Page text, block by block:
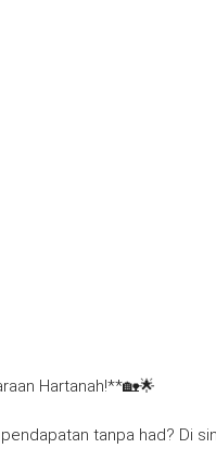
Hartanah!**🏡🌟
tanpa had? Di